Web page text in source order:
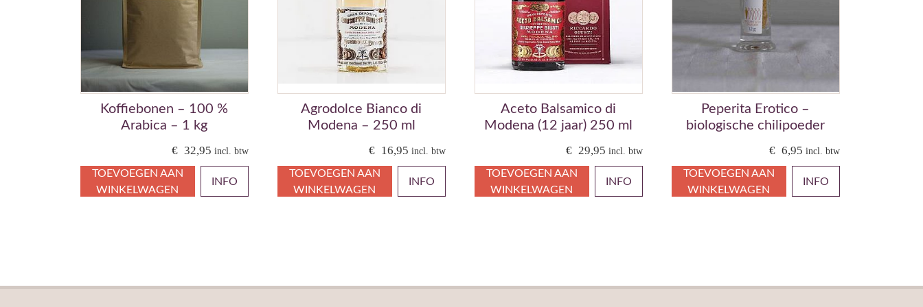
Koffiebonen – 100 %
Arabica – 1 kg
€ 32,95 incl. btw
TOEVOEGEN AAN
WINKELWAGEN
INFO
Agrodolce Bianco di
Modena – 250 ml
€ 16,95 incl. btw
TOEVOEGEN AAN
WINKELWAGEN
INFO
Aceto Balsamico di
Modena (12 jaar) 250 ml
€ 29,95 incl. btw
TOEVOEGEN AAN
WINKELWAGEN
INFO
Peperita Erotico –
biologische chilipoeder
€ 6,95 incl. btw
TOEVOEGEN AAN
WINKELWAGEN
INFO